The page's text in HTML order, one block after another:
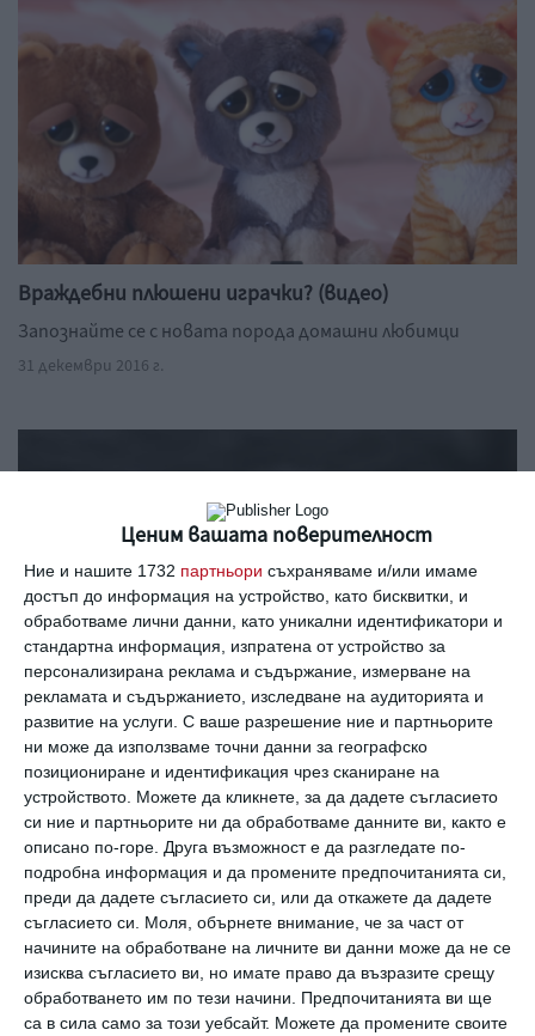
Ценим вашата поверителност
Ние и нашите 1732 партньори съхраняваме и/или имаме
достъп до информация на устройство, като бисквитки, и
обработваме лични данни, като уникални идентификатори и
стандартна информация, изпратена от устройство за
персонализирана реклама и съдържание, измерване на
рекламата и съдържанието, изследване на аудиторията и
развитие на услуги. С ваше разрешение ние и партньорите
ни може да използваме точни данни за географско
позициониране и идентификация чрез сканиране на
устройството. Можете да кликнете, за да дадете съгласието
си ние и партньорите ни да обработваме данните ви, както е
описано по-горе. Друга възможност е да разгледате по-
подробна информация и да промените предпочитанията си,
преди да дадете съгласието си, или да откажете да дадете
съгласието си.
Моля, обърнете внимание, че за част от
начините на обработване на личните ви данни може да не се
изисква съгласието ви, но имате право да възразите срещу
обработването им по тези начини. Предпочитанията ви ще
са в сила само за този уебсайт. Можете да промените своите
Враждебни плюшени играчки? (видео)
Запознайте се с новата порода домашни любимци
31 декември 2016 г.
Бебета животни
Няма нищо по-хубаво от малкото създание, без значение
от вида
12 юли 2016 г.
Вижте още